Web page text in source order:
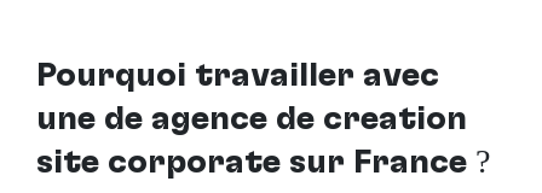
Pourquoi travailler avec
une de agence de création
site corporate sur France ?